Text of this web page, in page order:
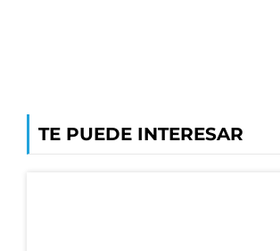
TE PUEDE INTERESAR